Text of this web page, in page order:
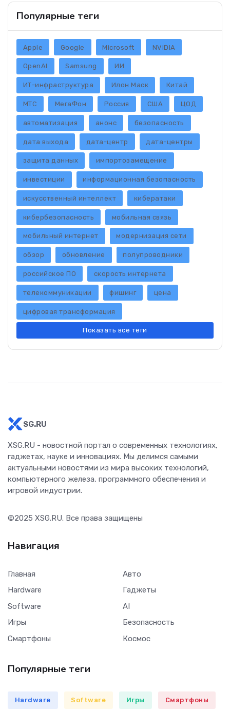
Популярные теги
Apple Google Microsoft NVIDIA
OpenAI Samsung ИИ
ИТ-инфраструктура Илон Маск Китай
МТС МегаФон Россия США ЦОД
автоматизация анонс безопасность
дата выхода дата-центр дата-центры
защита данных импортозамещение
инвестиции информационная безопасность
искусственный интеллект кибератаки
кибербезопасность мобильная связь
мобильный интернет модернизация сети
обзор обновление полупроводники
российское ПО скорость интернета
телекоммуникации фишинг цена
цифровая трансформация
Показать все теги
SG.RU
XSG.RU - новостной портал о современных технологиях,
гаджетах, науке и инновациях. Мы делимся самыми
актуальными новостями из мира высоких технологий,
компьютерного железа, программного обеспечения и
игровой индустрии.
©2025 XSG.RU. Все права защищены
Навигация
Главная
Hardware
Software
Игры
Смартфоны
Авто
Гаджеты
AI
Безопасность
Космос
Популярные теги
Hardware Software Игры Смартфоны